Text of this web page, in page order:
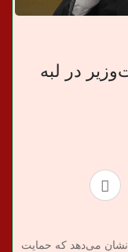
در لبه
می‌دهد که حمایت